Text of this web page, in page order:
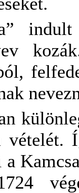
vételét.
1724